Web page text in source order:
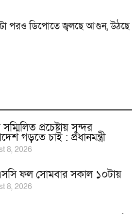
পরও ডিপোতে জ্বলছে আগুন, উঠছে
প্রচেষ্টায় সুন্দর
গড়তে চাই : প্রধানমন্ত্রী
8, 2026
ফল সোমবার সকাল ১০টায়
8, 2026